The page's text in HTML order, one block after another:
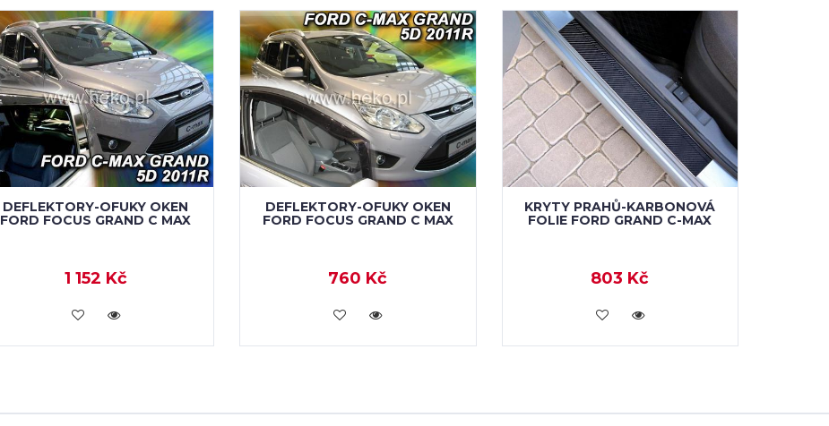
DEFLEKTORY-OFUKY OKEN
FORD FOCUS GRAND C MAX
1 152 Kč
KOUPIT
DEFLEKTORY-OFUKY OKEN
FORD FOCUS GRAND C MAX
760 Kč
KOUPIT
KRYTY PRAHŮ-KARBONOVÁ
FOLIE FORD GRAND C-MAX
803 Kč
KOUPIT